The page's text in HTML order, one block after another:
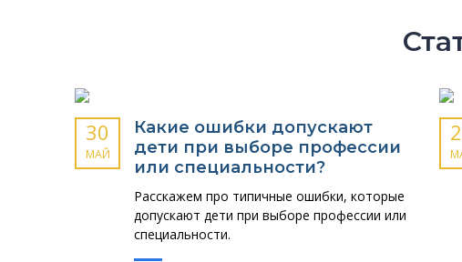
30
МАЙ
Какие ошибки допускают
дети при выборе профессии
или специальности?
Расскажем про типичные ошибки, которые
допускают дети при выборе профессии или
специальности.